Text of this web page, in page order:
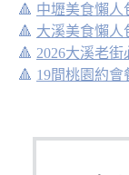
🔺 中壢美食懶人
🔺 大溪美食懶人
🔺 2026大溪老街
🔺 19間桃園約會